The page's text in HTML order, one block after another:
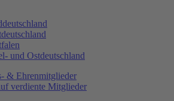
und Ostdeutschland
& Ehrenmitglieder
verdiente Mitglieder